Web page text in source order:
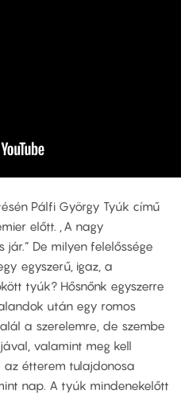
Pálfi György Tyúk című
előtt. „A nagy
De milyen felelőssége
egyszerű, igaz, a
tyúk? Hősnőnk egyszerre
után egy romos
a szerelemre, de szembe
valamint meg kell
étterem tulajdonosa
nap. A tyúk mindenekelőtt